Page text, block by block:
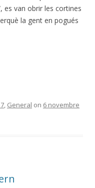
es van obrir les cortines
la gent en pogués
, General on 6 novembre